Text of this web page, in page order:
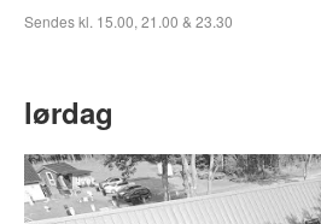
Sendes kl. 15.00, 21.00 & 23.30
lørdag